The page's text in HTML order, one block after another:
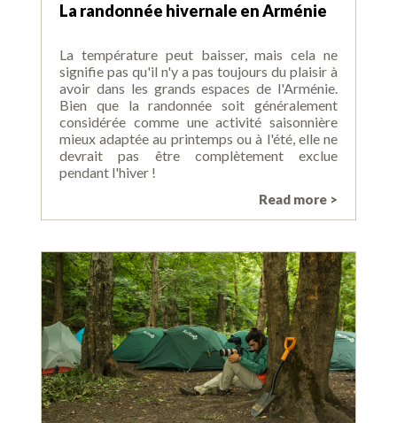
La randonnée hivernale en Arménie
La température peut baisser, mais cela ne
signifie pas qu'il n'y a pas toujours du plaisir à
avoir dans les grands espaces de l'Arménie.
Bien que la randonnée soit généralement
considérée comme une activité saisonnière
mieux adaptée au printemps ou à l'été, elle ne
devrait pas être complètement exclue
pendant l'hiver !
Read more >